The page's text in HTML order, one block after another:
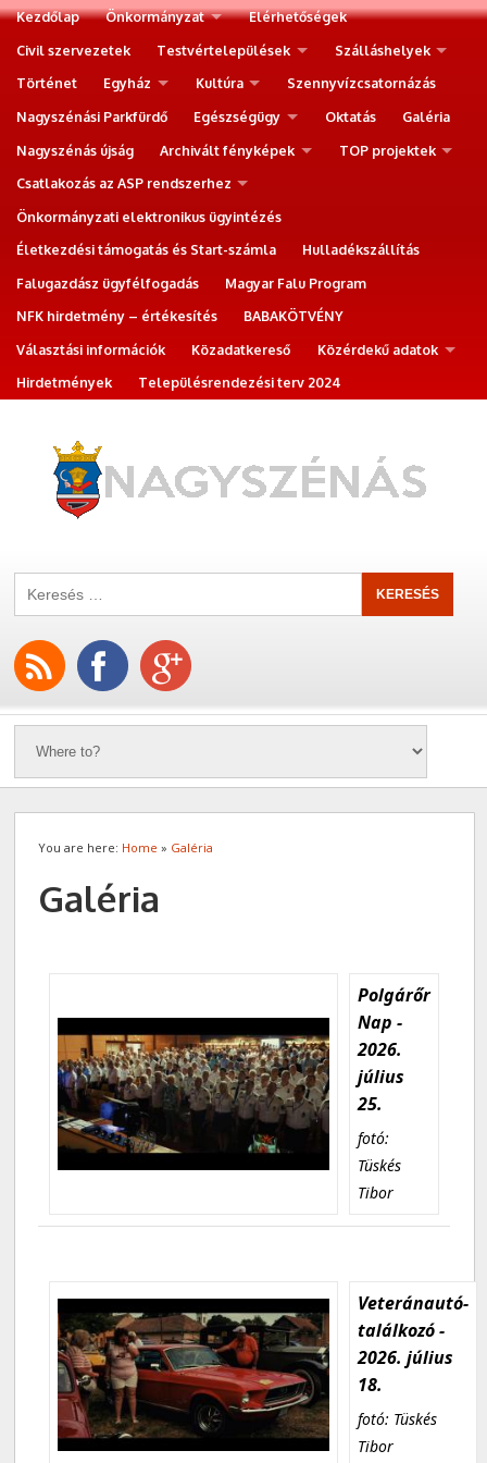
Kezdőlap Önkormányzat
Elérhetőségek
Civil szervezetek
Testvértelepülések
Szálláshelyek
Történet
Egyház Kultúra
Szennyvízcsatornázás
Nagyszénási Parkfürdő
Egészségügy Oktatás
Galéria
Nagyszénás újság
Archivált fényképek
TOP projektek
Csatlakozás az ASP rendszerhez
Önkormányzati elektronikus ügyintézés
Életkezdési támogatás és Start-számla
Hulladékszállítás
Falugazdász ügyfélfogadás
Magyar Falu Program
NFK hirdetmény – értékesítés
BABAKÖTVÉNY
Választási információk
Közadatkereső
Közérdekű adatok
Hirdetmények
Településrendezési terv 2024
You are here: Home » Galéria
Galéria
Polgárőr
Nap -
2026.
július
25.
fotó:
Tüskés
Tibor
Veteránautó-
találkozó -
2026. július
18.
fotó: Tüskés
Tibor